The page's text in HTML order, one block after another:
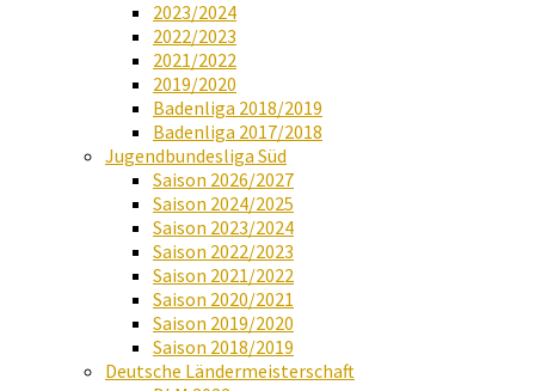
2023/2024
2022/2023
2021/2022
2019/2020
Badenliga 2018/2019
Badenliga 2017/2018
Jugendbundesliga Süd
Saison 2026/2027
Saison 2024/2025
Saison 2023/2024
Saison 2022/2023
Saison 2021/2022
Saison 2020/2021
Saison 2019/2020
Saison 2018/2019
Deutsche Ländermeisterschaft